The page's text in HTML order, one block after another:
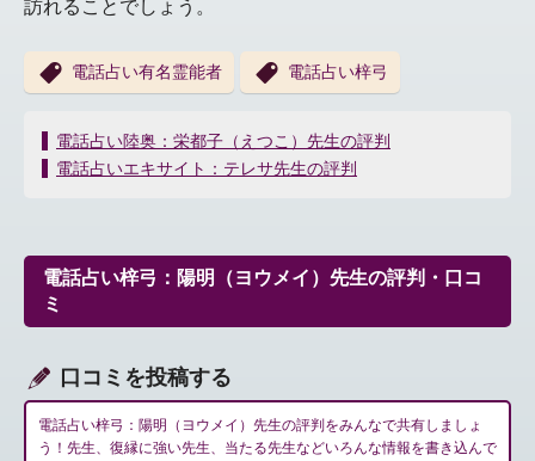
訪れることでしょう。
電話占い有名霊能者 電話占い梓弓
投
稿
ー
シ
ョ
電話占い陸奥：栄都子（えつこ）先生の評判
電話占いエキサイト：テレサ先生の評判
電話占い梓弓：陽明（ヨウメイ）先生の評判・口コ
ミ
口コミを投稿する
電話占い梓弓：陽明（ヨウメイ）先生の評判をみんなで共有しましょ
う！先生、復縁に強い先生、当たる先生などいろんな情報を書き込んで